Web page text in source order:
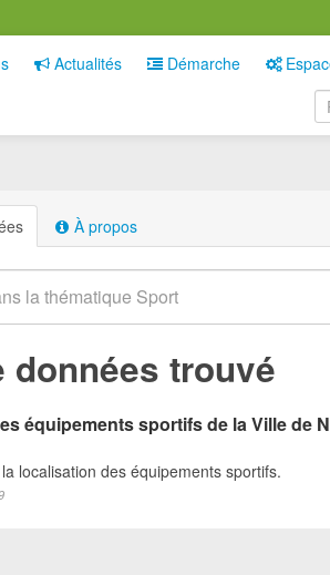
Actualités Démarche
À propos
données trouvé
équipements sportifs de la Ville de
localisation des équipements sportifs.